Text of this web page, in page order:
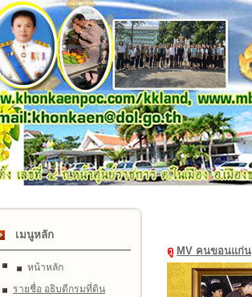
เมนูหลัก
หน้าหลัก
รายชื่อ อธิบดีกรมที่ดิน
ดู MV คนขอนแก่น